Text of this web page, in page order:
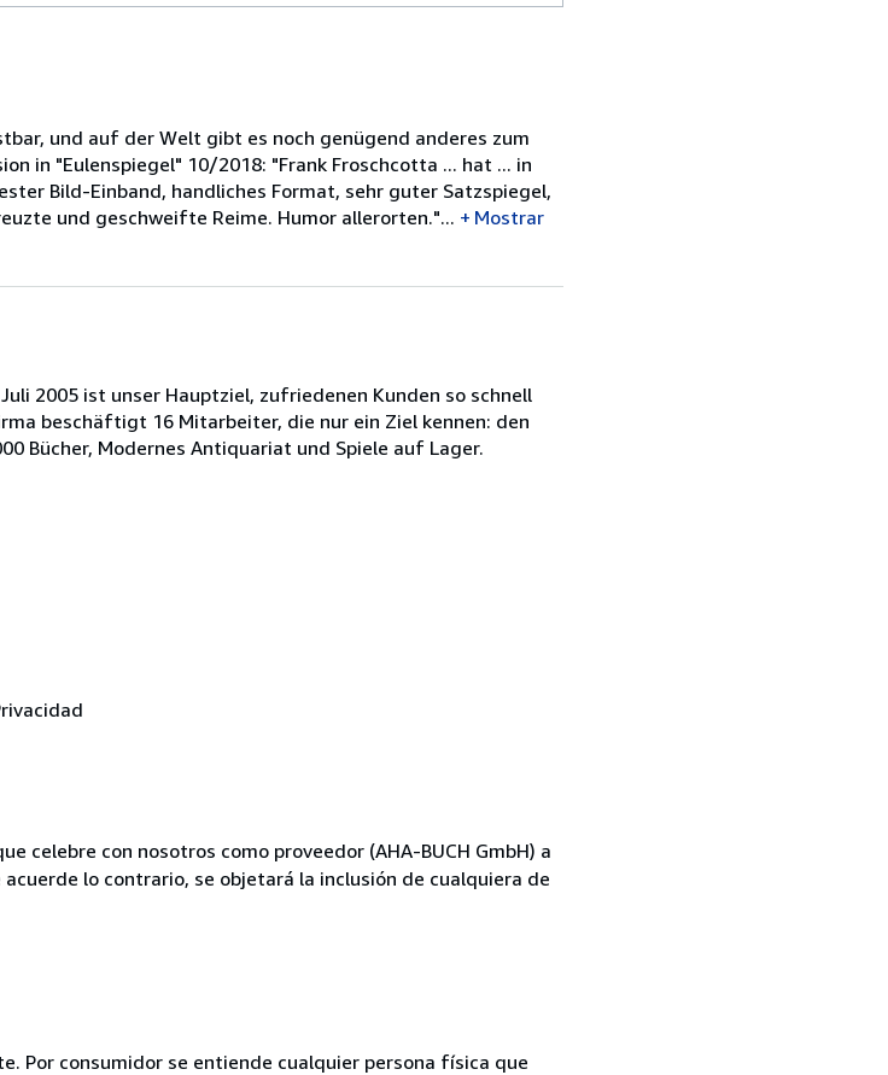
und auf der Welt gibt es noch genügend anderes zum
in "Eulenspiegel" 10/2018: "Frank Froschcotta ... hat ... in
Bild-Einband, handliches Format, sehr guter Satzspiegel,
und geschweifte Reime. Humor allerorten."...
Mostrar
2005 ist unser Hauptziel, zufriedenen Kunden so schnell
beschäftigt 16 Mitarbeiter, die nur ein Ziel kennen: den
Bücher, Modernes Antiquariat und Spiele auf Lager.
celebre con nosotros como proveedor (AHA-BUCH GmbH) a
lo contrario, se objetará la inclusión de cualquiera de
Por consumidor se entiende cualquier persona física que